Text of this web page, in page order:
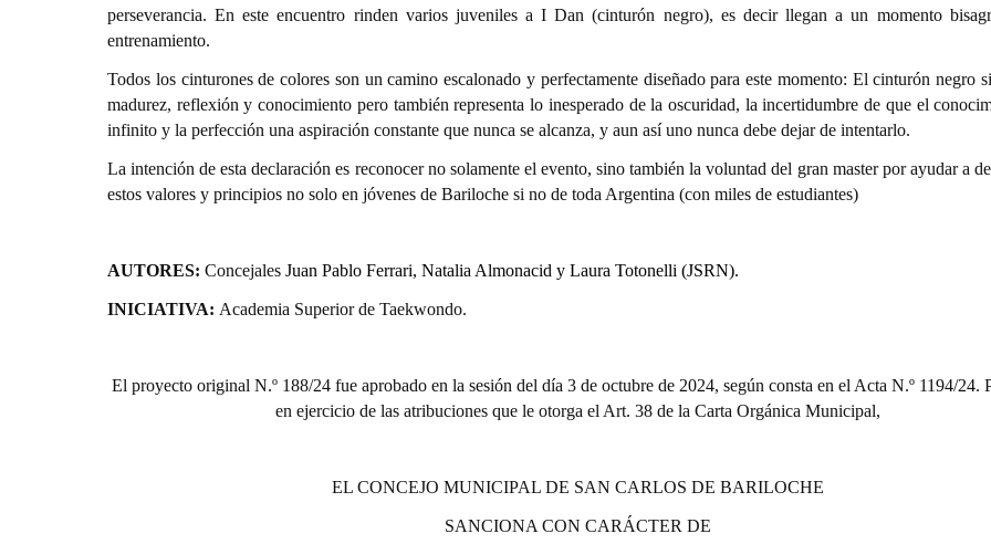
perseverancia. En este encuentro rinden varios juveniles a I Dan (cinturón negro), es decir llegan a un momento
entrenamiento.
Todos los cinturones de colores son un camino escalonado y perfectamente diseñado para este momento: El cinturón negro
madurez, reflexión y conocimiento pero también representa lo inesperado de la oscuridad, la incertidumbre de que el
infinito y la perfección una aspiración constante que nunca se alcanza, y aun así uno nunca debe dejar de intentarlo.
La intención de esta declaración es reconocer no solamente el evento, sino también la voluntad del gran master por ayudar a
estos valores y principios no solo en jóvenes de Bariloche si no de toda Argentina (con miles de estudiantes)
AUTORES: Concejales Juan Pablo Ferrari, Natalia Almonacid y Laura Totonelli (JSRN).
INICIATIVA: Academia Superior de Taekwondo.
El proyecto original N.º 188/24 fue aprobado en la sesión del día 3 de octubre de 2024, según consta en el Acta N.º 1194/24.
en ejercicio de las atribuciones que le otorga el Art. 38 de la Carta Orgánica Municipal,
EL CONCEJO MUNICIPAL DE SAN CARLOS DE BARILOCHE
SANCIONA CON CARÁCTER DE